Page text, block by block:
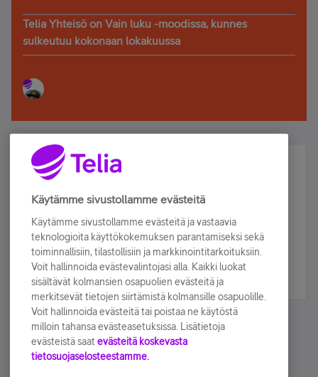
Telia Yhteisö on Vain luku -moodissa, kunnes
sulkeutuu kokonaan lokakuussa
Älä jää paitsi – osallistu ja voita!
Tilaa Telian uutiskirje ja olet mukana arvonnassa.
sähköpostiisi.
Tilaa nyt
Käytämme sivustollamme evästeitä
Käytämme sivustollamme evästeitä ja vastaavia
teknologioita käyttökokemuksen parantamiseksi sekä
toiminnallisiin, tilastollisiin ja markkinointitarkoituksiin.
Voit hallinnoida evästevalintojasi alla. Kaikki luokat
sisältävät kolmansien osapuolien evästeitä ja
merkitsevät tietojen siirtämistä kolmansille osapuolille.
Voit hallinnoida evästeitä tai poistaa ne käytöstä
milloin tahansa evästeasetuksissa. Lisätietoja
evästeistä saat evästeitä koskevasta
tietosuojaselosteestamme.